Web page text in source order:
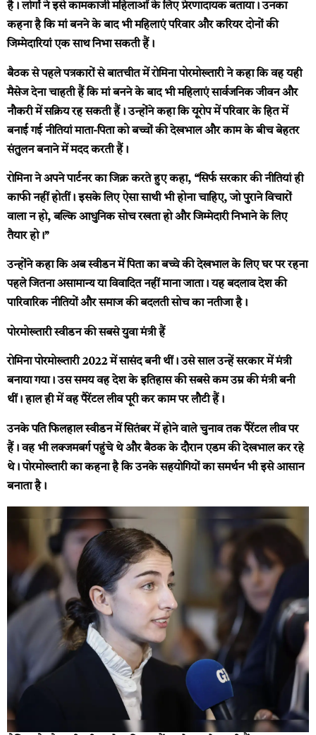
है। लोगों ने इसे कामकाजी महिलाओं के लिए प्रेरणादायक बताया। उनका
कहना है कि मां बनने के बाद भी महिलाएं परिवार और करियर दोनों की
जिम्मेदारियां एक साथ निभा सकती हैं।
बैठक से पहले पत्रकारों से बातचीत में रोमिना पोरमोख्तारी ने कहा कि वह यही
मैसेज देना चाहती हैं कि मां बनने के बाद भी महिलाएं सार्वजनिक जीवन और
नौकरी में सक्रिय रह सकती हैं। उन्होंने कहा कि यूरोप में परिवार के हित में
बनाई गई नीतियां माता-पिता को बच्चों की देखभाल और काम के बीच बेहतर
संतुलन बनाने में मदद करती हैं।
रोमिना ने अपने पार्टनर का जिक्र करते हुए कहा, “सिर्फ सरकार की नीतियां ही
काफी नहीं होतीं। इसके लिए ऐसा साथी भी होना चाहिए, जो पुराने विचारों
वाला न हो, बल्कि आधुनिक सोच रखता हो और जिम्मेदारी निभाने के लिए
तैयार हो।”
उन्होंने कहा कि अब स्वीडन में पिता का बच्चे की देखभाल के लिए घर पर रहना
पहले जितना असामान्य या विवादित नहीं माना जाता। यह बदलाव देश की
पारिवारिक नीतियों और समाज की बदलती सोच का नतीजा है।
पोरमोख्तारी स्वीडन की सबसे युवा मंत्री हैं
रोमिना पोरमोख्तारी 2022 में सासंद बनी थीं। उसे साल उन्हें सरकार में मंत्री
बनाया गया। उस समय वह देश के इतिहास की सबसे कम उम्र की मंत्री बनी
थीं। हाल ही में वह पैरेंटल लीव पूरी कर काम पर लौटी हैं।
उनके पति फिलहाल स्वीडन में सितंबर में होने वाले चुनाव तक पैरेंटल लीव पर
हैं। वह भी लक्जमबर्ग पहुंचे थे और बैठक के दौरान एडम की देखभाल कर रहे
थे। पोरमोख्तारी का कहना है कि उनके सहयोगियों का समर्थन भी इसे आसान
बनाता है।